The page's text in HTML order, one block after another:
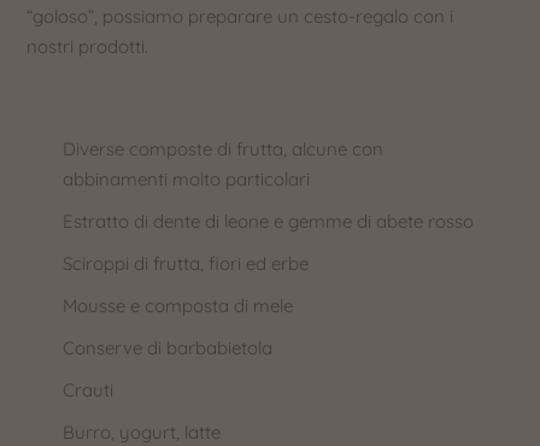
“goloso”, possiamo preparare un cesto-regalo con i
nostri prodotti.
Diverse composte di frutta, alcune con
abbinamenti molto particolari
Estratto di dente di leone e gemme di abete rosso
Sciroppi di frutta, fiori ed erbe
Mousse e composta di mele
Conserve di barbabietola
Crauti
Burro, yogurt, latte